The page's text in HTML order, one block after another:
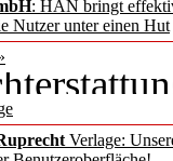
: HAN bringt
Nutzer unter einen Hut
Verlage:
noch so